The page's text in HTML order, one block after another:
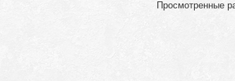
Просмотренные